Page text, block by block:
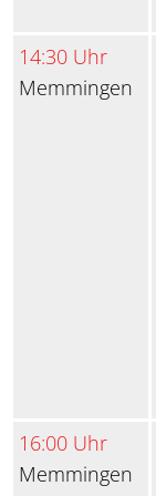
14:30 Uhr
Memmingen
16:00 Uhr
Memmingen